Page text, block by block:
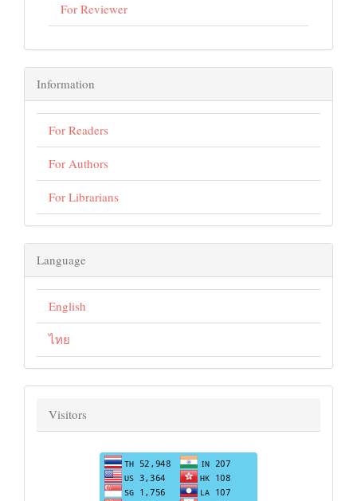
For Reviewer
Information
For Readers
For Authors
For Librarians
Language
English
ไทย
Visitors